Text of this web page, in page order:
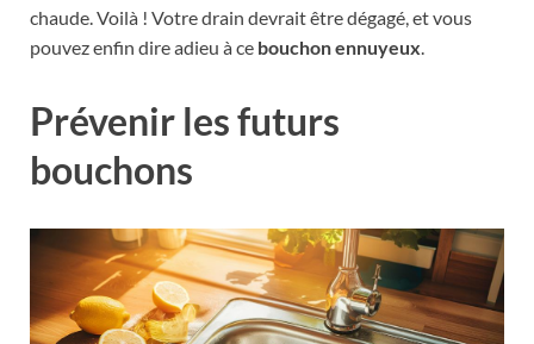
chaude. Voilà ! Votre drain devrait être dégagé, et vous
pouvez enfin dire adieu à ce bouchon ennuyeux.
Prévenir les futurs
bouchons